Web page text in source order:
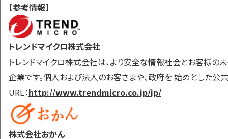
【参考情報】
トレンドマイクロ株式会社
トレンドマイクロ株式会社は、より安全な情報社会とお客様の
企業です。個人および法人のお客さまや、政府を 始めとした公
URL：http://www.trendmicro.co.jp/jp/
株式会社おかん